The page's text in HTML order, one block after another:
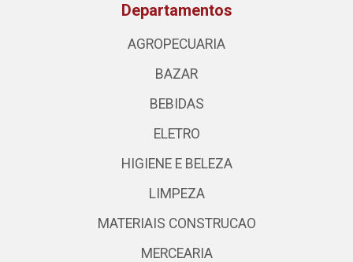
Departamentos
AGROPECUARIA
BAZAR
BEBIDAS
ELETRO
HIGIENE E BELEZA
LIMPEZA
MATERIAIS CONSTRUCAO
MERCEARIA